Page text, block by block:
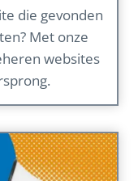
die gevonden
Met onze
websites